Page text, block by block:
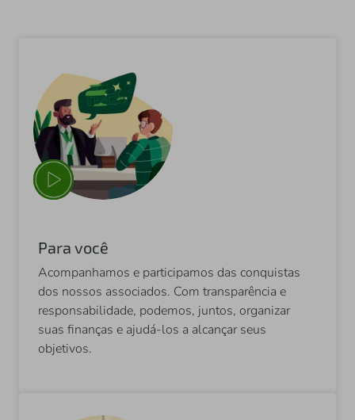
Para você
Acompanhamos e participamos das conquistas
dos nossos associados. Com transparência e
responsabilidade, podemos, juntos, organizar
suas finanças e ajudá-los a alcançar seus
objetivos.